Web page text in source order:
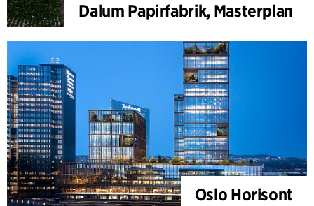
Dalum Papirfabrik, Masterplan
Oslo Horisont